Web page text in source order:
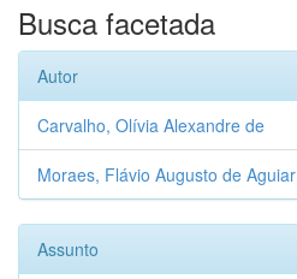
Busca facetada
Autor
Carvalho, Olívia Alexandre de
Moraes, Flávio Augusto de Aguiar
Assunto